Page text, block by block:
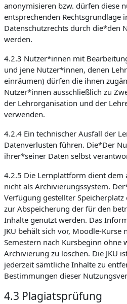
anonymisieren bzw. dürfen diese
entsprechenden Rechtsgrundlage
Datenschutzrechts durch die*den
werden.
4.2.3 Nutzer*innen mit
und jene Nutzer*innen, denen
einräumen) dürfen die ihnen
Nutzer*innen ausschließlich zu
der Lehrorganisation und der
verwenden.
4.2.4 Ein technischer Ausfall der
Datenverlusten führen. Die*Der
ihrer*seiner Daten selbst
4.2.5 Die Lernplattform dient dem
nicht als Archivierungssystem.
Verfügung gestellter
zur Abspeicherung der für den
Inhalte genutzt werden. Das
JKU behält sich vor, Moodle-Kurse
Semestern nach Kursbeginn ohne
Archivierung zu löschen. Die JKU
jederzeit sämtliche Inhalte zu
Bestimmungen dieser
4.3 Plagiatsprüfung